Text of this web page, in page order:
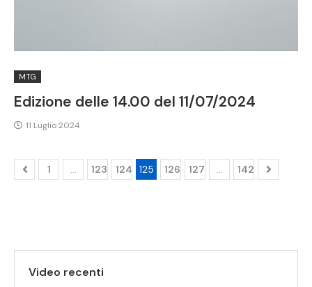
MTG
Edizione delle 14.00 del 11/07/2024
11 Luglio 2024
1 … 123 124 125 126 127 … 142
Video recenti